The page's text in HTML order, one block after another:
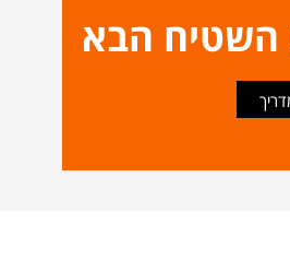
השטיח הבא